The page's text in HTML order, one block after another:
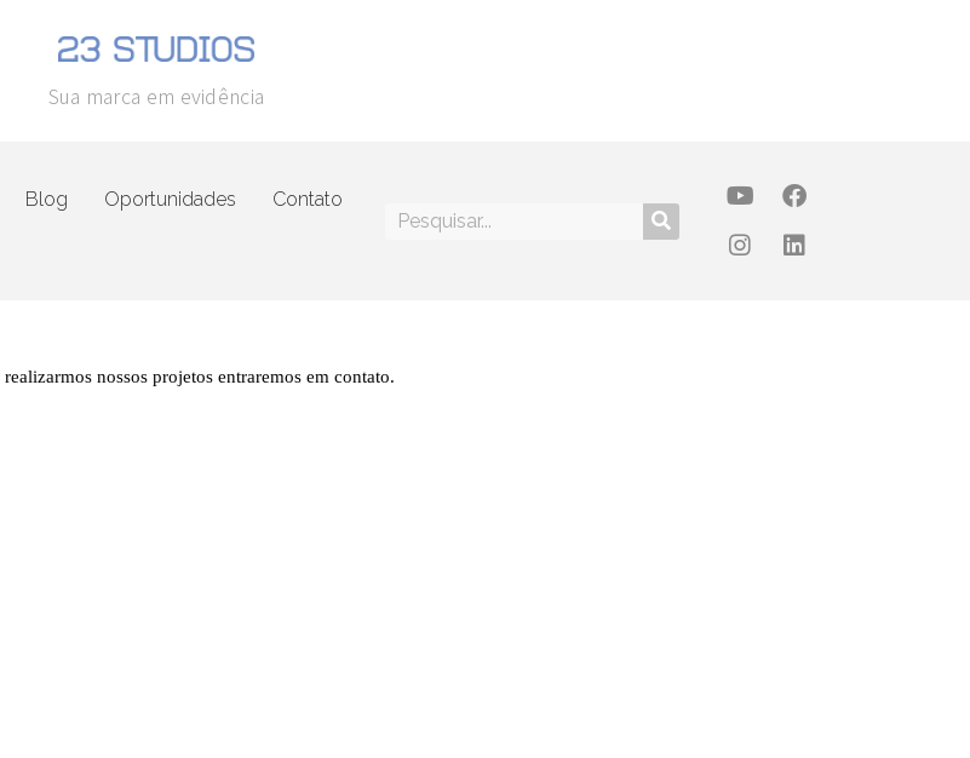
Sua marca em evidência
Blog Oportunidades Contato